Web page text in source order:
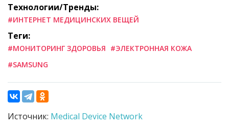
Технологии/Тренды:
#ИНТЕРНЕТ МЕДИЦИНСКИХ ВЕЩЕЙ
Теги:
#МОНИТОРИНГ ЗДОРОВЬЯ #ЭЛЕКТРОННАЯ КОЖА
#SAMSUNG
Источник: Medical Device Network